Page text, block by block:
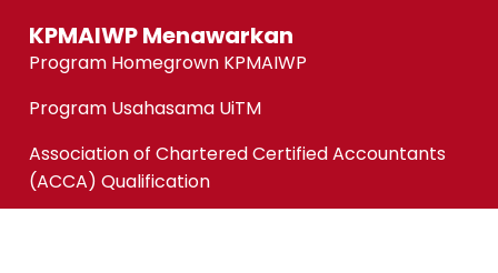
KPMAIWP Menawarkan
Program Homegrown KPMAIWP
Program Usahasama UiTM
Association of Chartered Certified Accountants
(ACCA) Qualification